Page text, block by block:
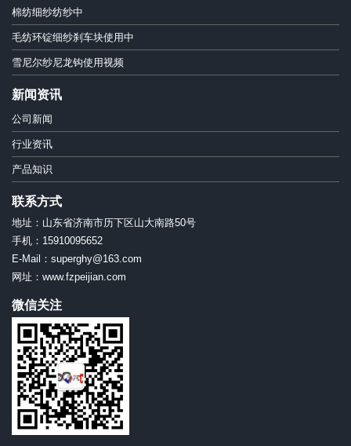
棉纺细纱纺纱中
毛纺环锭细纱刹车块使用中
雪尼尔纱尼龙钩使用视频
新闻资讯
公司新闻
行业资讯
产品知识
联系方式
地址：山东省济南市历下区山大南路50号
手机：15910095652
E-Mail：superghy@163.com
网址：www.fzpeijian.com
微信关注